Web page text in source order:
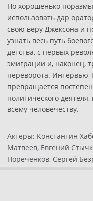
Но хорошенько
использовать дар
свою веру Джексона и
узнать весь путь
детства, с первых
эмиграции и, наконец,
переворота. Интервью
превращается
политического
всему человечеству.
Актёры: Константин
Матвеев, Евгений
Пореченков, Сергей